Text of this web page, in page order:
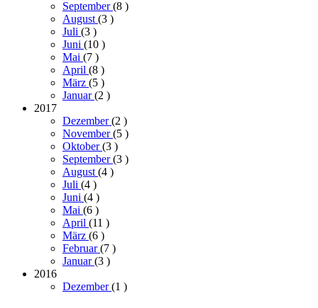
September(8 )
August (3 )
Juli (3 )
Juni (10 )
Mai (7 )
April (8 )
März (5 )
Januar(2 )
2017
Dezember(2 )
November(5 )
Oktober(3 )
September(3 )
August (4 )
Juli (4 )
Juni (4 )
Mai (6 )
April (11 )
März (6 )
Februar(7 )
Januar(3 )
2016
Dezember(1 )